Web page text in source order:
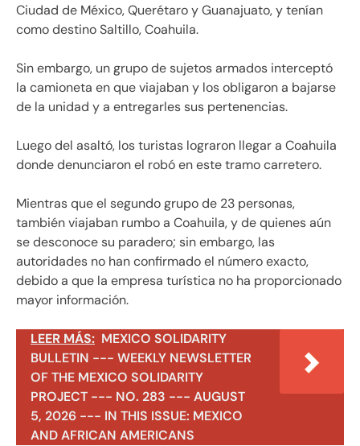
Ciudad de México, Querétaro y Guanajuato, y tenían
como destino Saltillo, Coahuila.
Sin embargo, un grupo de sujetos armados interceptó
la camioneta en que viajaban y los obligaron a bajarse
de la unidad y a entregarles sus pertenencias.
Luego del asaltó, los turistas lograron llegar a Coahuila
donde denunciaron el robó en este tramo carretero.
Mientras que el segundo grupo de 23 personas,
también viajaban rumbo a Coahuila, y de quienes aún
se desconoce su paradero; sin embargo, las
autoridades no han confirmado el número exacto,
debido a que la empresa turística no ha proporcionado
mayor información.
LEER MÁS: MEXICO SOLIDARITY
BULLETIN --- WEEKLY NEWSLETTER
OF THE MEXICO SOLIDARITY
PROJECT --- NO. 283 --- AUGUST
5, 2026 --- IN THIS ISSUE: MEXICO
AND AFRICAN AMERICANS